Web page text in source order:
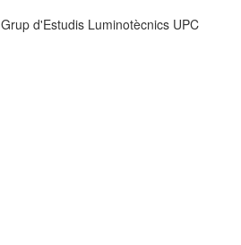
Grup d'Estudis Luminotècnics UPC